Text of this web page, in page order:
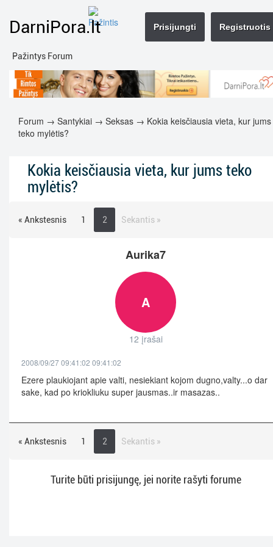
DarniPora.lt
Pažintys Forum
Registruotis
Prisijungti
Forum → Santykiai → Seksas → Kokia keisčiausia vieta, kur jums
teko mylėtis?
Kokia keisčiausia vieta, kur jums teko
mylėtis?
« Ankstesnis 1 2 Sekantis »
Aurika7
A
12 įrašai
2008/09/27 09:41:02 09:41:02
Ezere plaukiojant apie valti, nesiekiant kojom dugno,valty...o dar
sake, kad po kriokliuku super jausmas..ir masazas..
« Ankstesnis 1 2 Sekantis »
Turite būti prisijungę, jei norite rašyti forume